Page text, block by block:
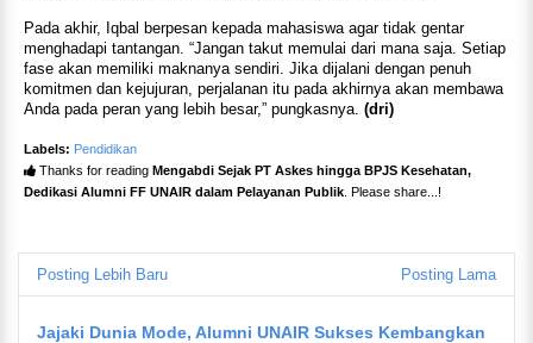
Pada akhir, Iqbal berpesan kepada mahasiswa agar tidak gentar
menghadapi tantangan. “Jangan takut memulai dari mana saja. Setiap
fase akan memiliki maknanya sendiri. Jika dijalani dengan penuh
komitmen dan kejujuran, perjalanan itu pada akhirnya akan membawa
Anda pada peran yang lebih besar,” pungkasnya. (dri)
Labels: Pendidikan
Thanks for reading Mengabdi Sejak PT Askes hingga BPJS Kesehatan,
Dedikasi Alumni FF UNAIR dalam Pelayanan Publik . Please share...!
Posting Lebih Baru Posting Lama
Jajaki Dunia Mode, Alumni UNAIR Sukses Kembangkan